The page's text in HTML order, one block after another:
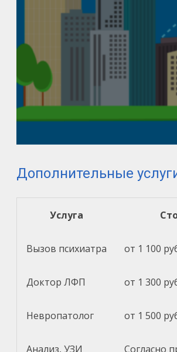
Дополнительные
Услуга
Вызов психиатра от 1 100
Доктор ЛФП от 1 300
Невропатолог от 1 500
Анализ, УЗИ Согласно